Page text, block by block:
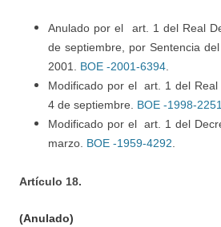
Anulado por el art. 1 del Real
de septiembre, por Sentencia
2001. BOE -2001-6394.
Modificado por el art. 1 del Real
4 de septiembre. BOE -1998-
Modificado por el art. 1 del
marzo. BOE -1959-4292.
Artículo 18.
(Anulado)